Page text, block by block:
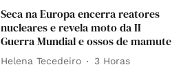
Seca na Europa encerra reatores
nucleares e revela moto da II
Guerra Mundial e ossos de mamute
Helena Tecedeiro 3 Horas